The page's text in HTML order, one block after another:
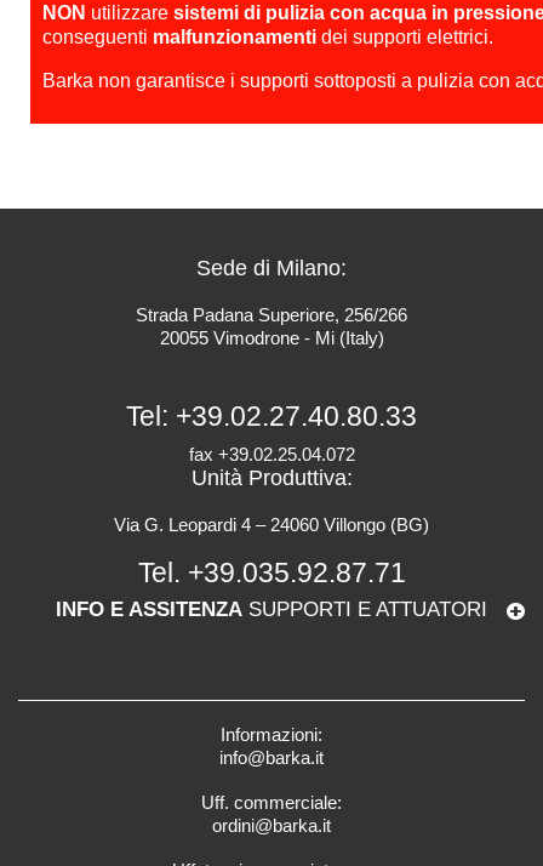
NON utilizzare sistemi di pulizia con acqua in
conseguenti malfunzionamenti dei supporti elettrici.
Barka non garantisce i supporti sottoposti a pulizia con
Sede di Milano:
Strada Padana Superiore, 256/266
20055 Vimodrone - Mi (Italy)
Tel: +39.02.27.40.80.33
fax +39.02.25.04.072
Unità Produttiva:
Via G. Leopardi 4 – 24060 Villongo (BG)
Tel. +39.035.92.87.71
INFO E ASSITENZA SUPPORTI E ATTUATORI
Informazioni:
info@barka.it
Uff. commerciale:
ordini@barka.it